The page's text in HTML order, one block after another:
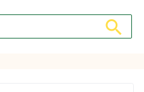
Wein, Fleisch, Keramik,
Suche